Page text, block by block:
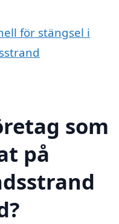
för stängsel i
som
på